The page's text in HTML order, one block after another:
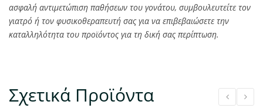
ασφαλή αντιμετώπιση παθήσεων του γονάτου, συμβουλευτείτε τον
γιατρό ή τον φυσικοθεραπευτή σας για να επιβεβαιώσετε την
καταλληλότητα του προϊόντος για τη δική σας περίπτωση.
Σχετικά Προϊόντα